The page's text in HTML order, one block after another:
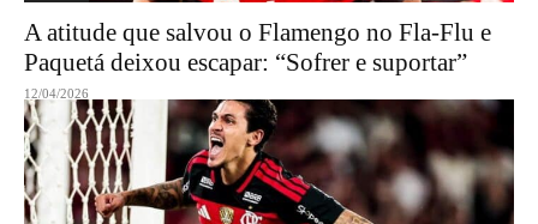
A atitude que salvou o Flamengo no Fla-Flu e
Paquetá deixou escapar: “Sofrer e suportar”
12/04/2026